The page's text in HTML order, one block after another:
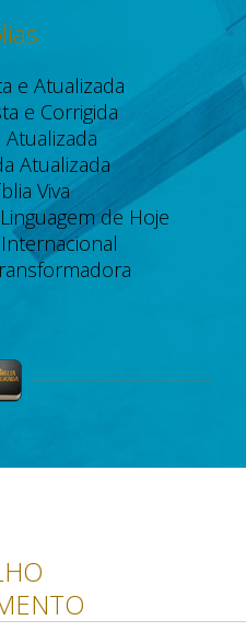
e Atualizada
e Corrigida
Atualizada
Atualizada
Viva
de Hoje